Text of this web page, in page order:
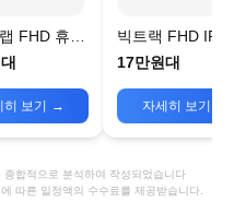
FHD 휴대
,
히 보기 →
빅트랙 FHD IPS
대용 모니터
17만원대
자세히 보기
합적으로 분석하여 작성되었습니다
따른 일정액의 수수료를 제공받습니다.